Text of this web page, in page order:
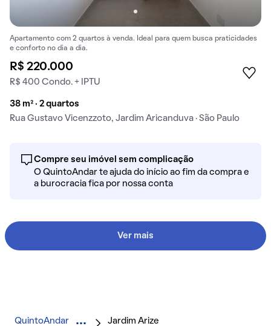
Apartamento com 2 quartos à venda. Ideal para quem busca praticidades
e conforto no dia a dia.
R$ 220.000
R$ 400 Condo. + IPTU
38 m² · 2 quartos
Rua Gustavo Vicenzzoto, Jardim Aricanduva · São Paulo
Compre seu imóvel sem complicação
O QuintoAndar te ajuda do início ao fim da compra e
a burocracia fica por nossa conta
Ver mais
QuintoAndar Jardim Arize